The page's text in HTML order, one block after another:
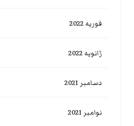
فوریه 2022
ژانویه 2022
دسامبر 2021
نوامبر 2021